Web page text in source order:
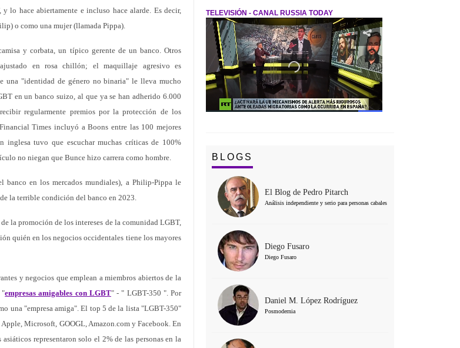
lo hace abiertamente e incluso hace alarde. Es decir,
o como una mujer (llamada Pippa).
y corbata, un típico gerente de un banco. Otros
en rosa chillón; el maquillaje agresivo es
una "identidad de género no binaria" le lleva mucho
en un banco suizo, al que ya se han adherido 6.000
regularmente premios por la protección de los
Times incluyó a Boons entre las 100 mejores
inglesa tuvo que escuchar muchas críticas de 100%
no niegan que Bunce hizo carrera como hombre.
banco en los mercados mundiales), a Philip-Pippa le
la terrible condición del banco en 2023.
la promoción de los intereses de la comunidad LGBT,
quién en los negocios occidentales tiene los mayores
y negocios que emplean a miembros abiertos de la
"empresas amigables con LGBT" - " LGBT-350 ". Por
una "empresa amiga". El top 5 de la lista "LGBT-350"
Microsoft, GOOGL, Amazon.com y Facebook. En
representaron solo el 2% de las personas en la
TELEVISIÓN - CANAL RUSSIA TODAY
BLOGS
El Blog de Pedro Pitarch
Análisis independiente y serio para personas cabales
Diego Fusaro
Diego Fusaro
Daniel M. López Rodríguez
Posmodernia